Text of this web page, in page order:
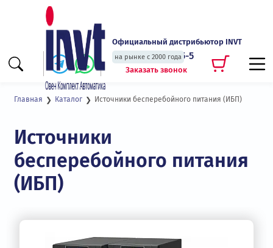
Официальный дистрибьютор INVT
на рынке с 2000 года
+7 (495) 135-135-5
Заказать звонок
Главная Каталог Источники бесперебойного питания (ИБП)
Источники
бесперебойного питания
(ИБП)